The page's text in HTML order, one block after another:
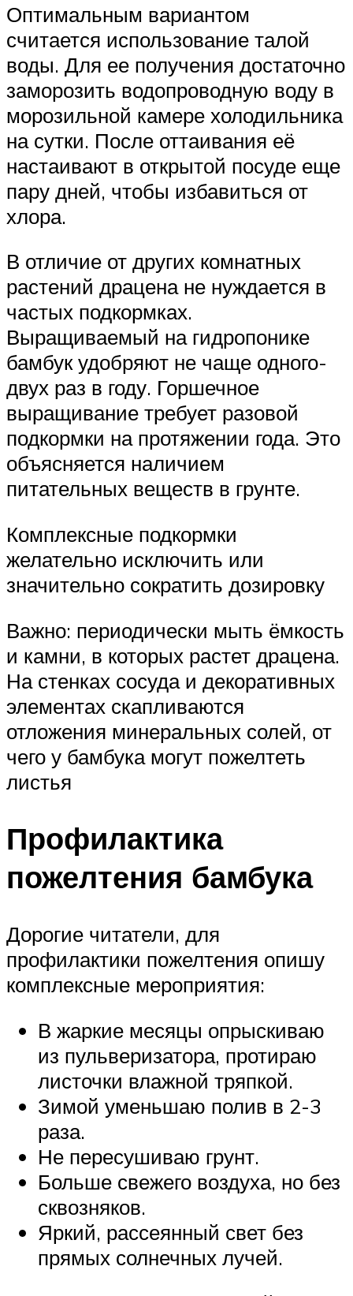
Оптимальным вариантом
считается использование талой
воды. Для ее получения достаточно
заморозить водопроводную воду в
морозильной камере холодильника
на сутки. После оттаивания её
настаивают в открытой посуде еще
пару дней, чтобы избавиться от
хлора.
В отличие от других комнатных
растений драцена не нуждается в
частых подкормках.
Выращиваемый на гидропонике
бамбук удобряют не чаще одного-
двух раз в году. Горшечное
выращивание требует разовой
подкормки на протяжении года. Это
объясняется наличием
питательных веществ в грунте.
Комплексные подкормки
желательно исключить или
значительно сократить дозировку
Важно: периодически мыть ёмкость
и камни, в которых растет драцена.
На стенках сосуда и декоративных
элементах скапливаются
отложения минеральных солей, от
чего у бамбука могут пожелтеть
листья
Профилактика
пожелтения бамбука
Дорогие читатели, для
профилактики пожелтения опишу
комплексные мероприятия:
В жаркие месяцы опрыскиваю
из пульверизатора, протираю
листочки влажной тряпкой.
Зимой уменьшаю полив в 2-3
раза.
Не пересушиваю грунт.
Больше свежего воздуха, но без
сквозняков.
Яркий, рассеянный свет без
прямых солнечных лучей.